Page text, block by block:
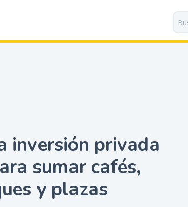
a
e
n
i
d
o
inversión privada
sumar cafés,
y plazas